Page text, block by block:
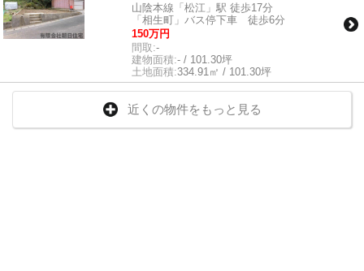
山陰本線「松江」駅 徒歩17分
「相生町」バス停下車 徒歩6分
150万円
間取:-
建物面積:- / 101.30坪
土地面積:334.91㎡ / 101.30坪
近くの物件をもっと見る